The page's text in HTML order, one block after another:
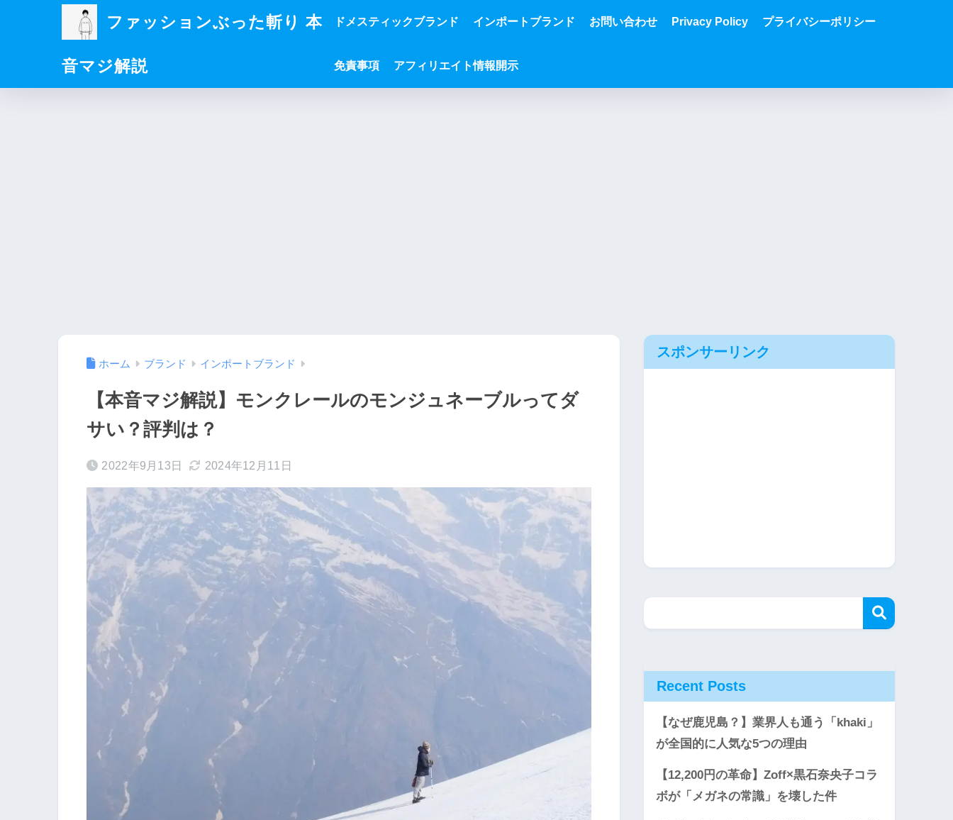
ファッションぶった斬り 本
音マジ解説
ドメスティックブランド インポートブランド お問い合わせ Privacy Policy プライバシーポリシー
免責事項 アフィリエイト情報開示
ホーム ブランド インポートブランド
【本音マジ解説】モンクレールのモンジュネーブルってダ
サい？評判は？
2022年9月13日 2024年12月11日
スポンサーリンク
Recent Posts
【なぜ鹿児島？】業界人も通う「khaki」
が全国的に人気な5つの理由
【12,200円の革命】Zoff×黒石奈央子コラ
ボが「メガネの常識」を壊した件